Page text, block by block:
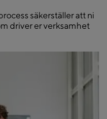
säkerställer att ni
driver er verksamhet